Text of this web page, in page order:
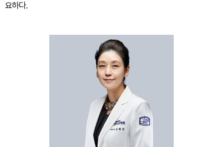
요하다.